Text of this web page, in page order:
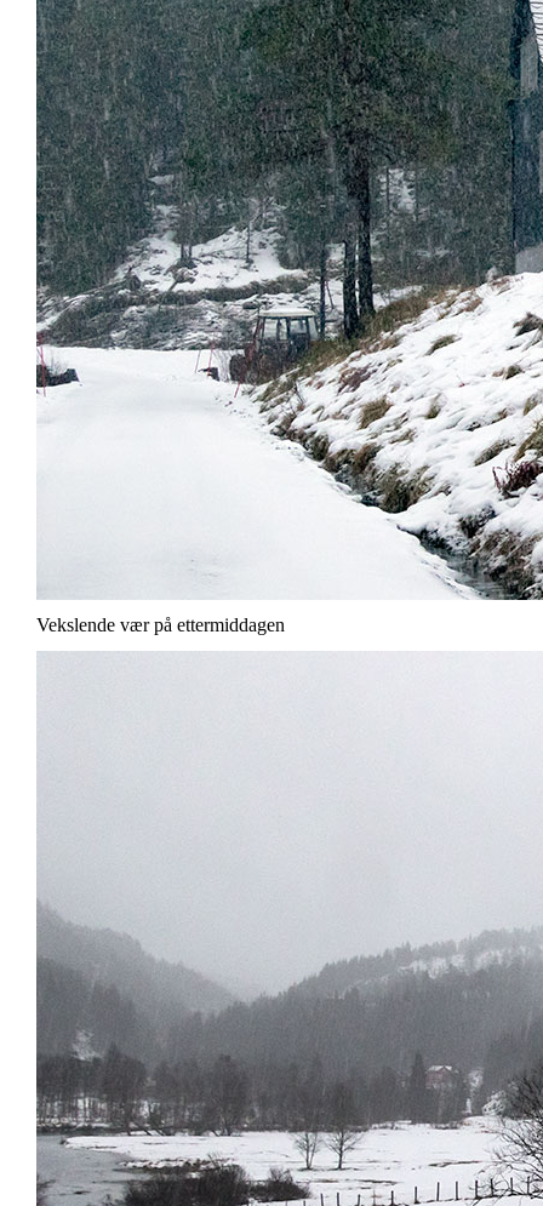
Vekslende vær på ettermiddagen